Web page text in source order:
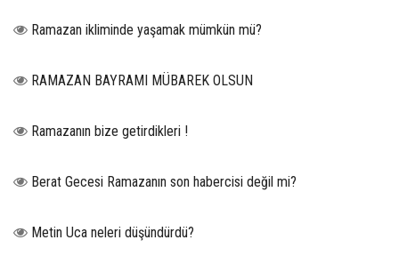
Ramazan ikliminde yaşamak mümkün mü?
RAMAZAN BAYRAMI MÜBAREK OLSUN
Ramazanın bize getirdikleri !
Berat Gecesi Ramazanın son habercisi değil mi?
Metin Uca neleri düşündürdü?